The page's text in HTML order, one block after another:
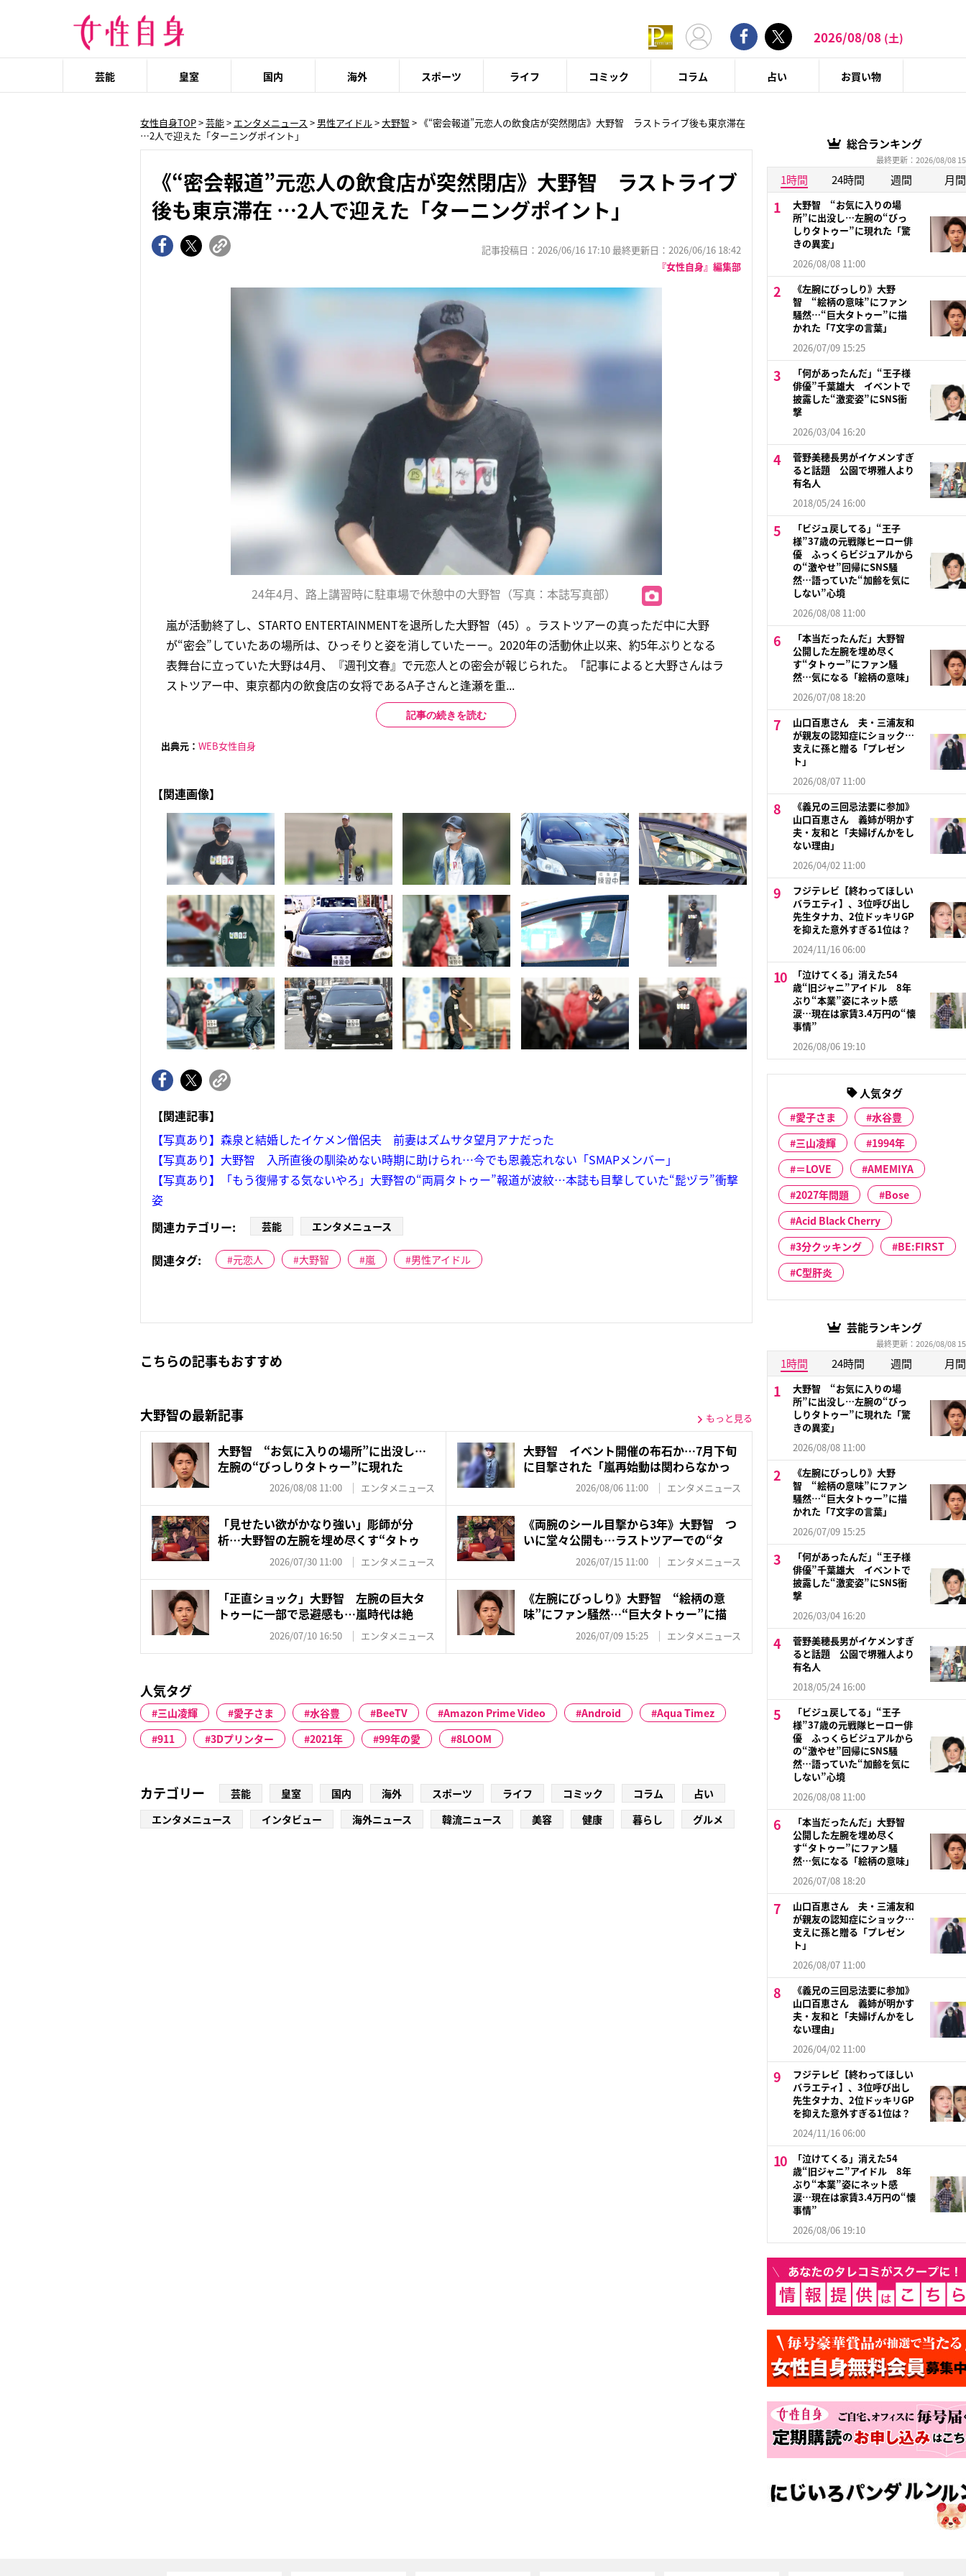
2026/08/08 (土)
芸能 皇室 国内 海外 スポーツ ライフ コミック コラム 占い お買い物
女性自身TOP>芸能> エンタメニュース > 男性アイドル>大野智 > 《“密会報道”元恋人の飲食店が突然閉店》大野智 ラストライブ後も東京滞在
…2人で迎えた「ターニングポイント」
《“密会報道”元恋人の飲食店が突然閉店》大野智 ラストライブ
後も東京滞在 …2人で迎えた「ターニングポイント」
記事投稿日：2026/06/16 17:10 最終更新日：2026/06/16 18:42
『女性自身』編集部
24年4月、路上講習時に駐車場で休憩中の大野智（写真：本誌写真部）
嵐が活動終了し、STARTO ENTERTAINMENTを退所した大野智（45）。ラストツアーの真っただ中に大野
が“密会”していたあの場所は、ひっそりと姿を消していたーー。2020年の活動休止以来、約5年ぶりとなる
表舞台に立っていた大野は4月、『週刊文春』で元恋人との密会が報じられた。「記事によると大野さんはラ
ストツアー中、東京都内の飲食店の女将であるA子さんと逢瀬を重...
記事の続きを読む
出典元： WEB女性自身
【関連画像】
【関連記事】
【写真あり】森泉と結婚したイケメン僧侶夫 前妻はズムサタ望月アナだった
【写真あり】大野智 入所直後の馴染めない時期に助けられ…今でも恩義忘れない「SMAPメンバー」
【写真あり】「もう復帰する気ないやろ」大野智の“両肩タトゥー”報道が波紋…本誌も目撃していた“髭ヅラ”衝撃
姿
関連カテゴリー:
芸能 エンタメニュース
関連タグ: 元恋人 大野智 嵐 男性アイドル
こちらの記事もおすすめ
大野智の最新記事 もっと見る
大野智 “お気に入りの場所”に出没し…
左腕の“びっしりタトゥー”に現れた
2026/08/08 11:00 エンタメニュース
大野智 イベント開催の布石か…7月下旬
に目撃された「嵐再始動は関わらなかっ
2026/08/06 11:00 エンタメニュース
「見せたい欲がかなり強い」彫師が分
析…大野智の左腕を埋め尽くす“タトゥ
2026/07/30 11:00 エンタメニュース
《両腕のシール目撃から3年》大野智 つ
いに堂々公開も…ラストツアーでの“タ
2026/07/15 11:00 エンタメニュース
「正直ショック」大野智 左腕の巨大タ
トゥーに一部で忌避感も…嵐時代は絶
2026/07/10 16:50 エンタメニュース
《左腕にびっしり》大野智 “絵柄の意
味”にファン騒然…“巨大タトゥー”に描
2026/07/09 15:25 エンタメニュース
人気タグ
三山凌輝 愛子さま 水谷豊 BeeTV Amazon Prime Video Android
Aqua Timez
911
3Dプリンター 2021年 99年の愛 8LOOM
カテゴリー 芸能 皇室 国内 海外 スポーツ ライフ コミック コラム
占い
エンタメニュース
インタビュー 海外ニュース 韓流ニュース 美容 健康 暮らし グルメ
総合ランキング
最終更新：2026/08/08
1時間 24時間 週間 月間
大野智 “お気に入りの場
所”に出没し…左腕の“びっ
しりタトゥー”に現れた「驚
きの異変」
2026/08/08 11:00
《左腕にびっしり》大野
智 “絵柄の意味”にファン
騒然…“巨大タトゥー”に描
かれた「7文字の言葉」
2026/07/09 15:25
「何があったんだ」“王子様
俳優”千葉雄大 イベントで
披露した“激変姿”にSNS衝
撃
2026/03/04 16:20
菅野美穂長男がイケメンすぎ
ると話題 公園で堺雅人より
有名人
2018/05/24 16:00
「ビジュ戻してる」“王子
様”37歳の元戦隊ヒーロー俳
優 ふっくらビジュアルから
の“激やせ”回帰にSNS騒
然…語っていた“加齢を気に
しない”心境
2026/08/08 11:00
「本当だったんだ」大野智
公開した左腕を埋め尽く
す“タトゥー”にファン騒
然…気になる「絵柄の意味」
2026/07/08 18:20
山口百恵さん 夫・三浦友和
が親友の認知症にショック…
支えに孫と贈る「プレゼン
ト」
2026/08/07 11:00
《義兄の三回忌法要に参加》
山口百恵さん 義姉が明かす
夫・友和と「夫婦げんかをし
ない理由」
2026/04/02 11:00
フジテレビ【終わってほしい
バラエティ】、3位呼び出し
先生タナカ、2位ドッキリGP
を抑えた意外すぎる1位は？
2024/11/16 06:00
「泣けてくる」消えた54
歳“旧ジャニ”アイドル 8年
ぶり“本業”姿にネット感
涙…現在は家賃3.4万円の“懐
事情”
2026/08/06 19:10
人気タグ
愛子さま
水谷豊
三山凌輝
1994年
＝LOVE
AMEMIYA
2027年問題
Bose
Acid Black Cherry
3分クッキング
BE:FIRST
C型肝炎
芸能ランキング
最終更新：2026/08/08
1時間 24時間 週間 月間
大野智 “お気に入りの場
所”に出没し…左腕の“びっ
しりタトゥー”に現れた「驚
きの異変」
2026/08/08 11:00
《左腕にびっしり》大野
智 “絵柄の意味”にファン
騒然…“巨大タトゥー”に描
かれた「7文字の言葉」
2026/07/09 15:25
「何があったんだ」“王子様
俳優”千葉雄大 イベントで
披露した“激変姿”にSNS衝
撃
2026/03/04 16:20
菅野美穂長男がイケメンすぎ
ると話題 公園で堺雅人より
有名人
2018/05/24 16:00
「ビジュ戻してる」“王子
様”37歳の元戦隊ヒーロー俳
優 ふっくらビジュアルから
の“激やせ”回帰にSNS騒
然…語っていた“加齢を気に
しない”心境
2026/08/08 11:00
「本当だったんだ」大野智
公開した左腕を埋め尽く
す“タトゥー”にファン騒
然…気になる「絵柄の意味」
2026/07/08 18:20
山口百恵さん 夫・三浦友和
が親友の認知症にショック…
支えに孫と贈る「プレゼン
ト」
2026/08/07 11:00
《義兄の三回忌法要に参加》
山口百恵さん 義姉が明かす
夫・友和と「夫婦げんかをし
ない理由」
2026/04/02 11:00
フジテレビ【終わってほしい
バラエティ】、3位呼び出し
先生タナカ、2位ドッキリGP
を抑えた意外すぎる1位は？
2024/11/16 06:00
「泣けてくる」消えた54
歳“旧ジャニ”アイドル 8年
ぶり“本業”姿にネット感
涙…現在は家賃3.4万円の“懐
事情”
2026/08/06 19:10